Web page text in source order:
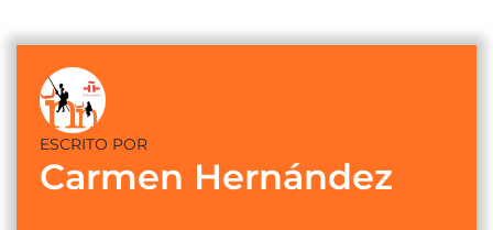
ESCRITO POR
Carmen Hernández